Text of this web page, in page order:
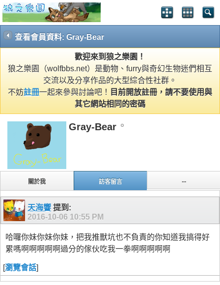
查看會員資料: Gray-Bear
歡迎來到狼之樂園！
狼之樂園（wolfbbs.net）是動物、furry與奇幻生物迷們相互
交流以及分享作品的大型綜合性社群。
不妨註冊一起來參與討論吧！
目前開放註冊，請不要使用與
其它網站相同的密碼
Gray-Bear
關於我 訪客留言 ...
天海響 提到:
2016-10-06 10:55 PM
哈囉你妹你妹你妹，把我推獸坑也不負責的你知道我搞得好
累嗎啊啊啊啊啊過分的傢伙吃我一拳啊啊啊啊啊
[瀏覽會話]